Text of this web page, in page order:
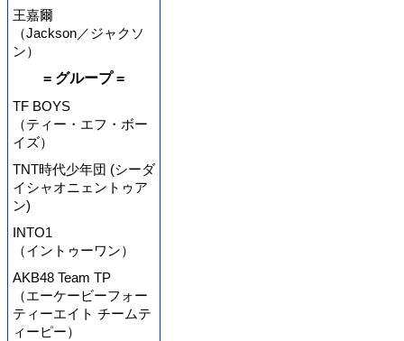
王嘉爾
（Jackson／ジャクソ
ン）
= グループ =
TF BOYS
（ティー・エフ・ボー
イズ）
TNT時代少年団 (シーダ
イシャオニェントゥア
ン)
INTO1
（イントゥーワン）
AKB48 Team TP
（エーケービーフォー
ティーエイト チームテ
ィーピー）